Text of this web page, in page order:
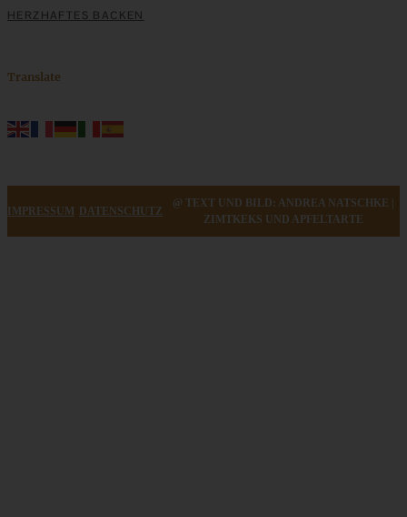
HERZHAFTES BACKEN
Translate
IMPRESSUM DATENSCHUTZ
@ TEXT UND BILD: ANDREA NATSCHKE |
ZIMTKEKS UND APFELTARTE